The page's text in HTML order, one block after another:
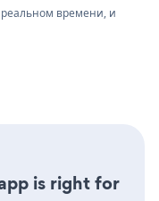
времени, и
is right for